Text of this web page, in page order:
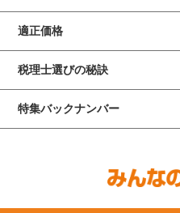
適正価格
税理士選びの秘訣
特集バックナンバー